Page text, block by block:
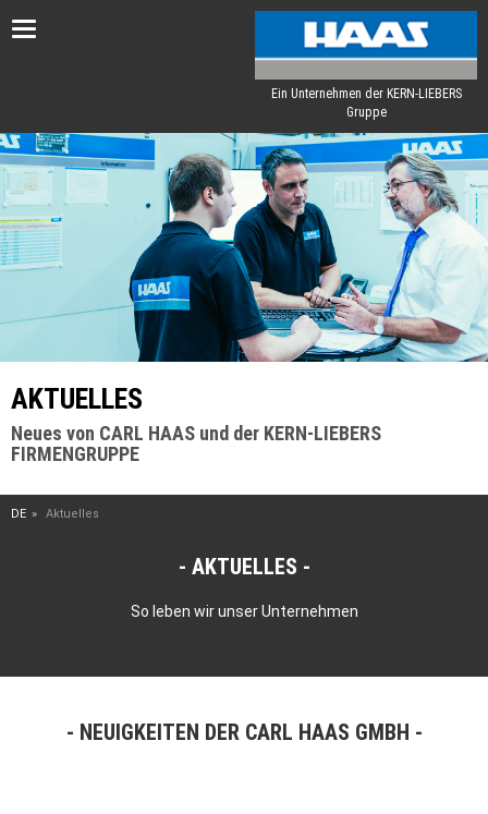
Toggle
Ein Unternehmen der KERN-LIEBERS
Gruppe
AKTUELLES
Neues von CARL HAAS und der KERN-LIEBERS
FIRMENGRUPPE
DE Aktuelles
AKTUELLES
So leben wir unser Unternehmen
NEUIGKEITEN DER CARL HAAS GMBH